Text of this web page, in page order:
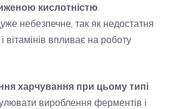
кислотністю
небезпечне, так як недостатня
і вітамінів впливає на роботу
харчування при цьому типі
вироблення ферментів і